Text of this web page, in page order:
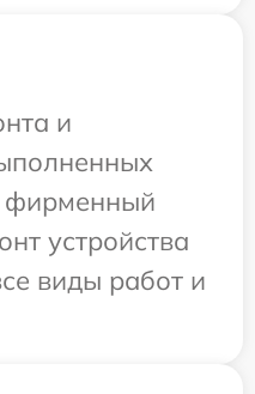
и
фирменный
устройства
виды работ и